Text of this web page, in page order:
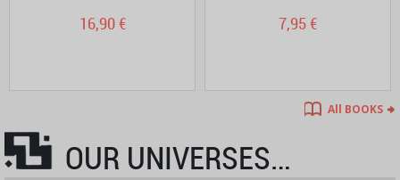
16,90 € 7,95 €
All BOOKS
OUR UNIVERSES…